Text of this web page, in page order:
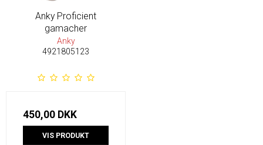
Anky Proficient
gamacher
Anky
4921805123
450,00 DKK
VIS PRODUKT